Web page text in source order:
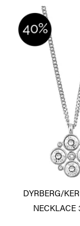
DYRBERG/
NECKLACE